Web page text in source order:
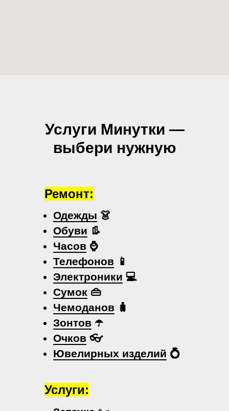
Услуги Минутки —
выбери нужную
Одежды 👗
Обуви 👢
Часов ⌚
Телефонов 📱
Электроники 💻
Сумок 👜
Чемоданов 🧳
Зонтов ☂️
Очков 👓
Ювелирных изделий 💍
Ремонт:
Услуги: